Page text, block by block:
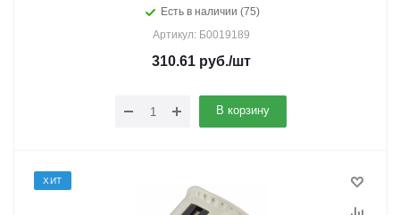
Есть в наличии (75)
Артикул: Б0019189
310.61руб./шт
В корзину
ХИТ